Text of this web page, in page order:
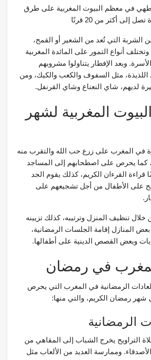
في معظم البيوت المغربية على طرق
إلى أكثر من 20 قرنًا
الشربة التي تُعد من الشعير أو القمح،
أنواع التمور على المائدة المغربية
وبعد الإفطار يتناولوا مشروبهم
مثل السفوف والكعب والكيك، ومن
لديهم، شاي النعناع وشاي القرنفل.
المغربية لشهر
في المغرب على زرع حب الله والتقرب منه
كما يحرص على اصطحابهم إلى المساجد
قراءة القرءان الكريم، كذلك يقوم الجد
على الأطفال من أجل تشجيعهم على
خلال تنظيف المنزل وترتيبه، كذلك تزيينه
بعض المنازل إقامة الجلسات الرمضانية،
وبعض القصص الدينية على أطفالها.
في رمضان
الرمضانية في المغرب التي يحرص
شهر رمضان الكريم، والتي منها:
التراويح يخرج الشباب إلى المقاهي من
وممارسة العديد من الألعاب مثل